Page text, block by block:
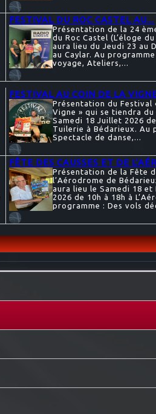
FESTIVAL DU ROC CASTEL AU...
Présentation de la 24
du Roc Castel (L’éloge
aura lieu du Jeudi 23 au
au Caylar. Au
voyage, Ateliers,...
FESTIVAL AU COIN DE LA
Présentation du Festival
Vigne » qui se tiendra du
Samedi 18 Juillet 2026
Tuilerie à Bédarieux. Au
Spectacle de danse,...
FÊTE DES CAUSSES ET DE
Présentation de la Fête
l’Aérodrome de
aura lieu le Samedi 18 et
2026 de 10h à 18h à
programme : Des vols